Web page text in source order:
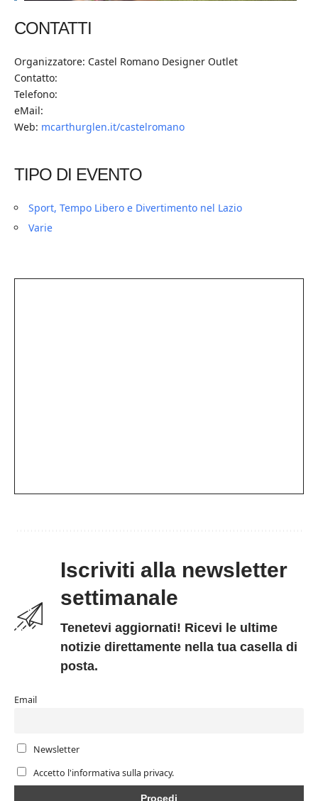
CONTATTI
Organizzatore: Castel Romano Designer Outlet
Contatto:
Telefono:
eMail:
Web: mcarthurglen.it/castelromano
TIPO DI EVENTO
Sport, Tempo Libero e Divertimento nel Lazio
Varie
Iscriviti alla newsletter
settimanale
Tenetevi aggiornati! Ricevi le ultime
notizie direttamente nella tua casella di
posta.
Email
Newsletter
Accetto l'informativa sulla privacy.